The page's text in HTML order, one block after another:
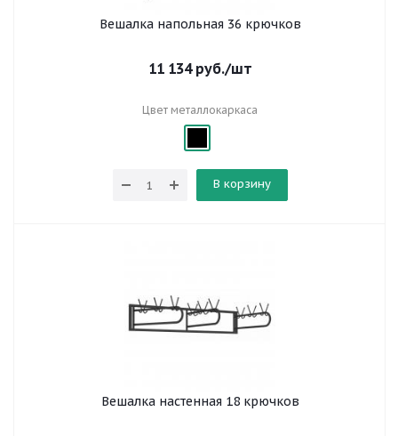
Вешалка напольная 36 крючков
11 134руб./шт
Цвет металлокаркаса
В корзину
Вешалка настенная 18 крючков